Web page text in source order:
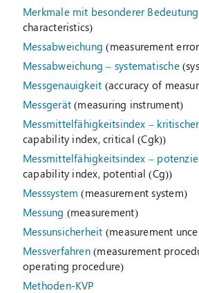
Merkmale mit besonderer Bedeutung
characteristics)
Messabweichung (measurement
Messabweichung – systematische
Messgenauigkeit (accuracy of
Messgerät (measuring instrument)
Messmittelfähigkeitsindex –
capability index, critical (Cgk))
Messmittelfähigkeitsindex –
capability index, potential (Cg))
Messsystem (measurement system)
Messung (measurement)
Messunsicherheit (measurement
Messverfahren(measurement
operating procedure)
Methoden-KVP